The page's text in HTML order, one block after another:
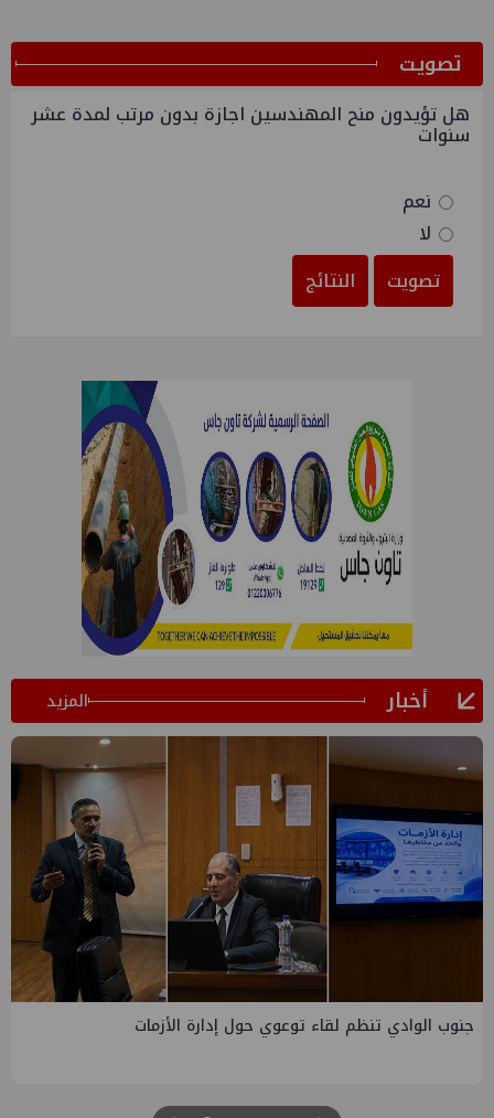
ﺗﺼﻮﻳﺖ
هل تؤيدون منح المهندسين اجازة بدون مرتب لمدة عشر
سنوات
نعم
لا
تصويت
النتائج
أخبار المزيد
التخطيط والبترول يبحثان جهود تحقيق أمن الطاقة ضمن خطة